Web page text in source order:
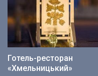
Готель-ресторан
«Хмельницький»